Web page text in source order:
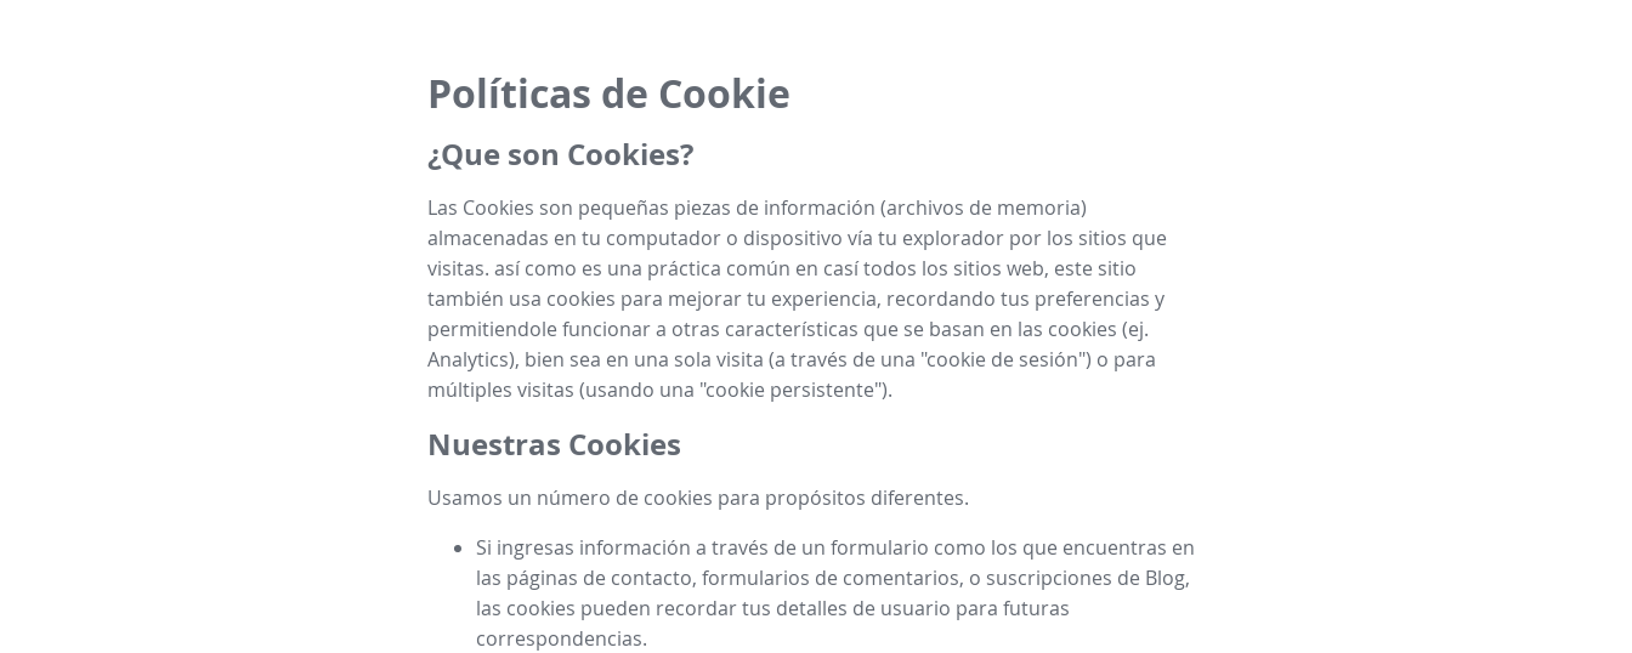
Políticas de Cookie
¿Que son Cookies?
Las Cookies son pequeñas piezas de información (archivos de memoria)
almacenadas en tu computador o dispositivo vía tu explorador por los sitios que
visitas. así como es una práctica común en casí todos los sitios web, este sitio
también usa cookies para mejorar tu experiencia, recordando tus preferencias y
permitiendole funcionar a otras características que se basan en las cookies (ej.
Analytics), bien sea en una sola visita (a través de una "cookie de sesión") o para
múltiples visitas (usando una "cookie persistente").
Nuestras Cookies
Usamos un número de cookies para propósitos diferentes.
Si ingresas información a través de un formulario como los que encuentras en
las páginas de contacto, formularios de comentarios, o suscripciones de Blog,
las cookies pueden recordar tus detalles de usuario para futuras
correspondencias.